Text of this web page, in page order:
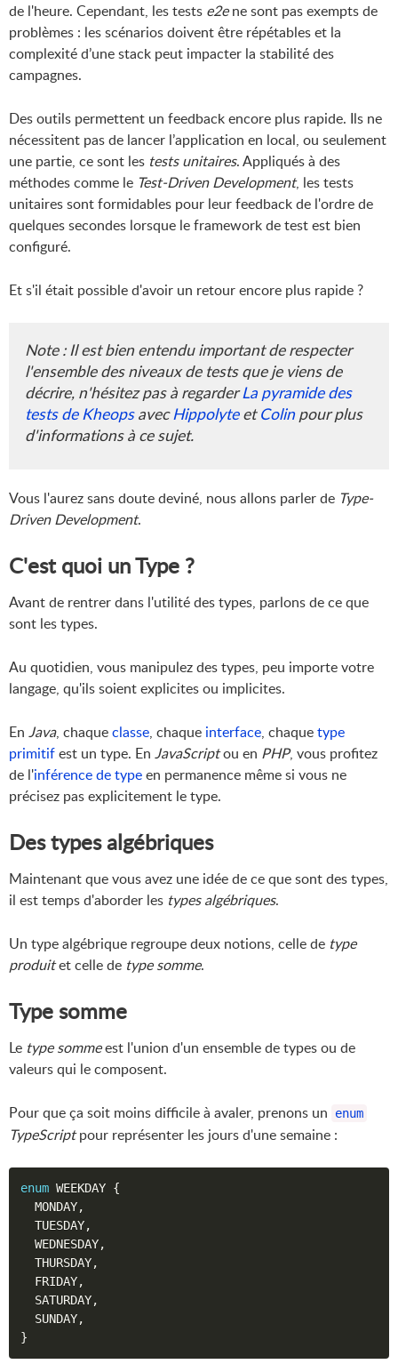
de l'heure. Cependant, les tests e2ene sont pas exempts de
problèmes : les scénarios doivent être répétables et la
complexité d’une stack peut impacter la stabilité des
campagnes.
Des outils permettent un feedback encore plus rapide. Ils ne
nécessitent pas de lancer l’application en local, ou seulement
une partie, ce sont les tests unitaires. Appliqués à des
méthodes comme le Test-Driven Development, les tests
unitaires sont formidables pour leur feedback de l'ordre de
quelques secondes lorsque le framework de test est bien
configuré.
Et s'il était possible d'avoir un retour encore plus rapide ?
Note : Il est bien entendu important de respecter
l'ensemble des niveaux de tests que je viens de
décrire, n'hésitez pas à regarderLa pyramide des
tests de KheopsavecHippolyteetColinpour plus
d'informations à ce sujet.
Vous l'aurez sans doute deviné, nous allons parler de Type-
Driven Development.
C'est quoi un Type ?
Avant de rentrer dans l'utilité des types, parlons de ce que
sont les types.
Au quotidien, vous manipulez des types, peu importe votre
langage, qu'ils soient explicites ou implicites.
En Java, chaqueclasse, chaque interface, chaquetype
primitifest un type. En JavaScriptou en PHP, vous profitez
de l'inférence de typeen permanence même si vous ne
précisez pas explicitement le type.
Des types algébriques
Maintenant que vous avez une idée de ce que sont des types,
il est temps d'aborder les types algébriques.
Un type algébrique regroupe deux notions, celle de type
produitet celle de type somme.
Type somme
Le type sommeest l'union d'un ensemble de types ou de
valeurs qui le composent.
Pour que ça soit moins difficile à avaler, prenons un enum
TypeScriptpour représenter les jours d'une semaine :
enum WEEKDAY {
  MONDAY
,
  TUESDAY
,
  WEDNESDAY
,
  THURSDAY
,
  FRIDAY
,
  SATURDAY
,
  SUNDAY
,
}